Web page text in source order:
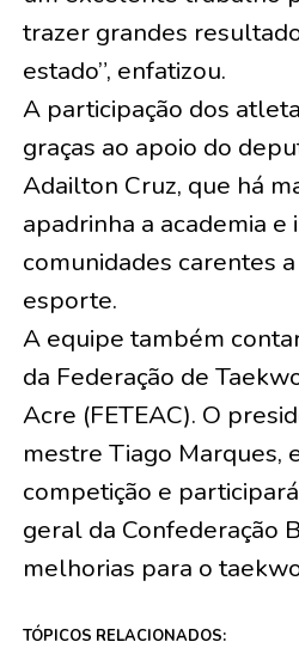
trazer grandes
estado”, enfatizou.
A participação dos
graças ao apoio do
Adailton Cruz, que há
apadrinha a academia
comunidades carentes
esporte.
A equipe também
da Federação de
Acre (FETEAC). O
mestre Tiago Marques,
competição e
geral da Confederação
melhorias para o
TÓPICOS RELACIONADOS: